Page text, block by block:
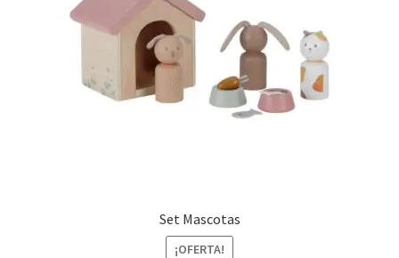
Set Mascotas
¡OFERTA!